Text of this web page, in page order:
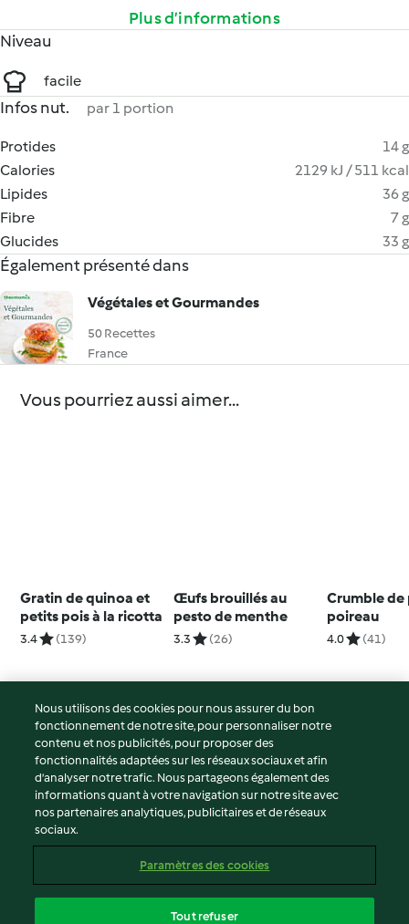
Plus d’informations
Niveau
facile
Infos nut. par 1 portion
Protides
14 g
Calories
2129 kJ / 511 kcal
Lipides
36 g
Fibre
7 g
Glucides
33 g
Également présenté dans
Végétales et Gourmandes
50 Recettes
France
Vous pourriez aussi aimer...
Gratin de quinoa et
petits pois à la ricotta
3.4 (139)
Œufs brouillés au
pesto de menthe
3.3 (26)
Crumble de
poireau
4.0 (41)
© Copyright 2026
Conditions d'utilisation
Politique de confidentialité
Non-responsabilité
Mentions légales
Contenu du rapport
Nous utilisons des cookies pour nous assurer du bon
fonctionnement de notre site, pour personnaliser notre
contenu et nos publicités, pour proposer des
fonctionnalités adaptées sur les réseaux sociaux et afin
d’analyser notre trafic. Nous partageons également des
informations quant à votre navigation sur notre site avec
nos partenaires analytiques, publicitaires et de réseaux
sociaux.
Paramètres des cookies
Tout refuser